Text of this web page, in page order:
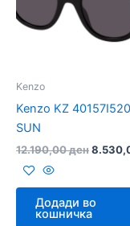
Kenzo
Kenzo KZ
SUN
12.190,00ден
Додади во
кошничка